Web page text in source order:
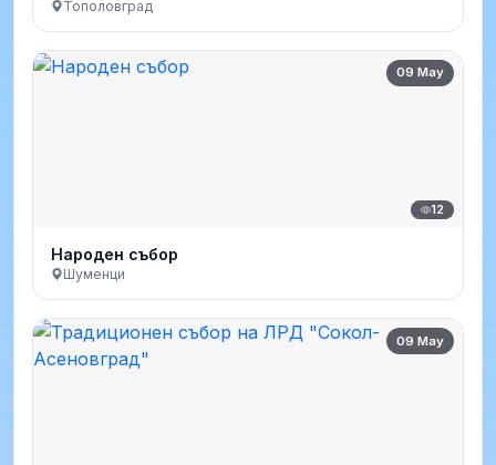
Тополовград
09 May
12
Народен събор
Шуменци
09 May